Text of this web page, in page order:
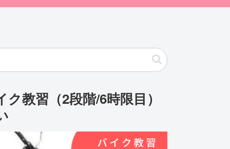
教習（2段階/6時限目）